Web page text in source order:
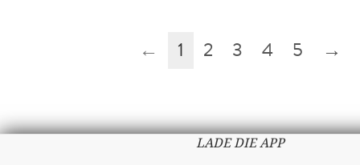
← 1 2 3 4 5 →
LADE DIE APP